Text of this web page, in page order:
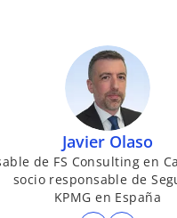
Javier Olaso
de FS Consulting en
socio responsable de
KPMG en España